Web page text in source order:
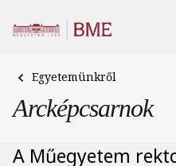
Egyetemünkről
Arcképcsarnok
A Műegyetem